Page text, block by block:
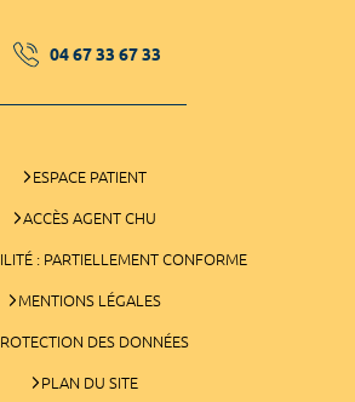
04 67 33 67 33
ESPACE PATIENT
ACCÈS AGENT CHU
: PARTIELLEMENT CONFORME
MENTIONS LÉGALES
DES DONNÉES
PLAN DU SITE